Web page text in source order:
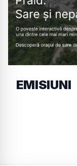
EMISIUNI